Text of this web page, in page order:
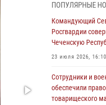
Сотрудники
утренней
космонавтики в
08 августа 2026,
В Северо-
продолжаются
ведомства
ПОПУЛЯРНЫЕ
Командующий
Росгвардии
Чеченскую
23 июля 2026, 16:10
Сотрудники и
обеспечили
товарищеского